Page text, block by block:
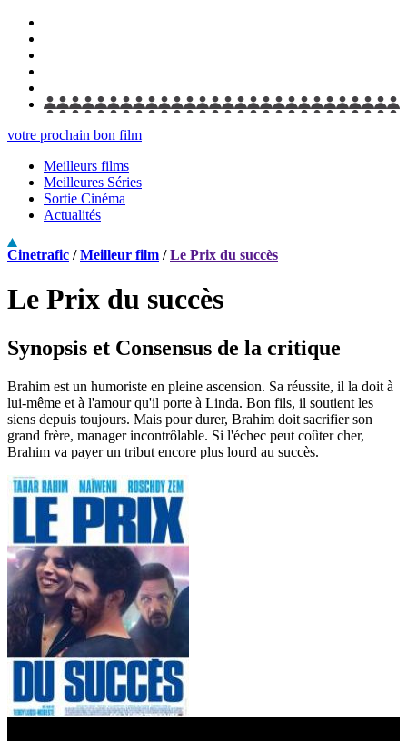
votre prochain bon film
Meilleurs films
Meilleures Séries
Sortie Cinéma
Actualités
Cinetrafic /Meilleur film /Le Prix du succès
Le Prix du succès
Synopsis et Consensus de la critique
Brahim est un humoriste en pleine ascension. Sa réussite, il la doit à
lui-même et à l'amour qu'il porte à Linda. Bon fils, il soutient les
siens depuis toujours. Mais pour durer, Brahim doit sacrifier son
grand frère, manager incontrôlable. Si l'échec peut coûter cher,
Brahim va payer un tribut encore plus lourd au succès.